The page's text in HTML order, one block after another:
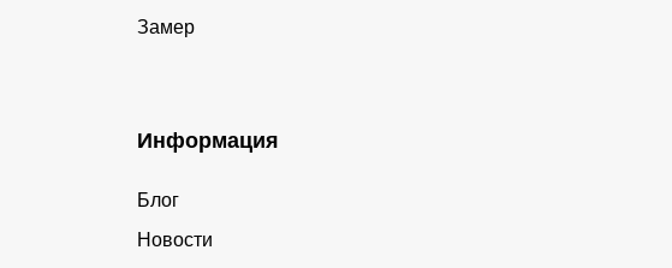
Замер
Информация
Блог
Новости